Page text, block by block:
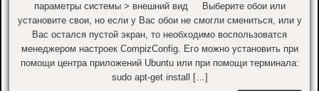
параметры системы > внешний вид Выберите обои или
установите свои, но если у Вас обои не смогли смениться, или у
Вас остался пустой экран, то необходимо воспользоватся
менеджером настроек CompizConfig. Его можно установить при
помощи центра приложений Ubuntu или при помощи терминала:
sudo apt-get install […]